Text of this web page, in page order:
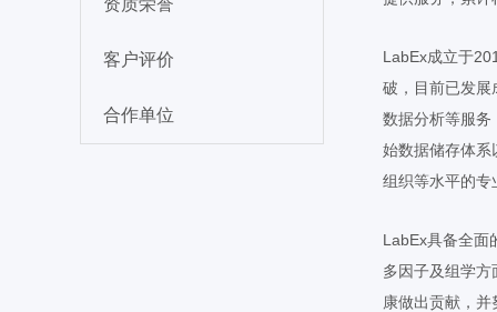
资质荣誉
客户评价
合作单位
LabEx成立于
破，目前已发展
数据分析等服务
始数据储存体系
组织等水平的专
LabEx具备全面
多因子及组学
康做出贡献，